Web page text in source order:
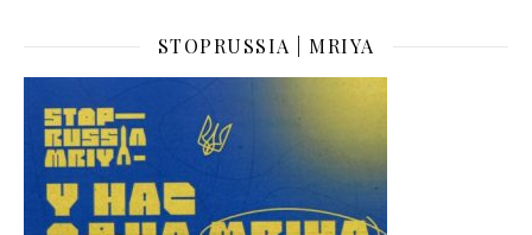
STOPRUSSIA | MRIYA